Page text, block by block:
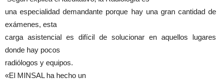
una especialidad demandante porque hay una gran cantidad de
exámenes, esta
carga asistencial es difícil de solucionar en aquellos lugares
donde hay pocos
radiólogos y equipos.
«El MINSAL ha hecho un